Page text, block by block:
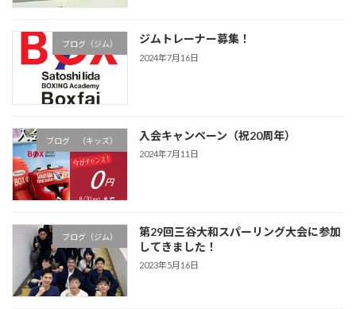
ブログ（ジム） ジムトレーナー募集！
2024年7月16日
ブログ （キッズ） 入会キャンペーン（祝20周年）
2024年7月11日
ブログ（ジム）
第29回三谷大和スパーリング大会に参加
してきました！
2023年5月16日